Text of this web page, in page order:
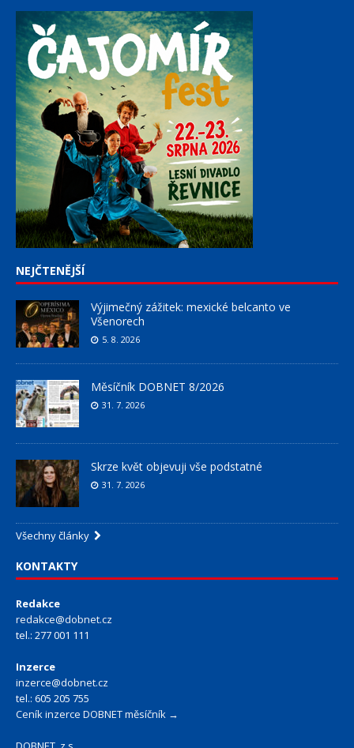
NEJČTENĚJŠÍ
Výjimečný zážitek: mexické belcanto ve
Všenorech
5. 8. 2026
Měsíčník DOBNET 8/2026
31. 7. 2026
Skrze květ objevuji vše podstatné
31. 7. 2026
Všechny články
KONTAKTY
Redakce
redakce@dobnet.cz
tel.: 277 001 111
Inzerce
inzerce@dobnet.cz
tel.: 605 205 755
Ceník inzerce DOBNET měsíčník →